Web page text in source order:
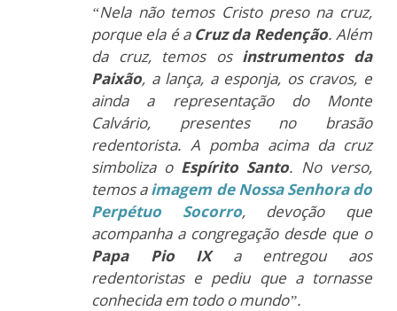
“Nela não temos Cristo preso na cruz,
porque ela é a Cruz da Redenção. Além
da cruz, temos os instrumentos da
Paixão, a lança, a esponja, os cravos, e
ainda a representação do Monte
Calvário, presentes no brasão
redentorista. A pomba acima da cruz
simboliza o Espírito Santo. No verso,
temos aimagem de Nossa Senhora do
Perpétuo Socorro, devoção que
acompanha a congregação desde que o
Papa Pio IX a entregou aos
redentoristas e pediu que a tornasse
conhecida em todo o mundo”.